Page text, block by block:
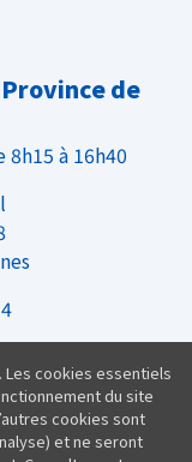
de
à 16h40
cookies essentiels
du site
cookies sont
et ne seront